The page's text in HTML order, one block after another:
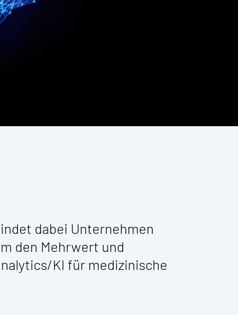
dabei Unternehmen
den Mehrwert und
KI für medizinische